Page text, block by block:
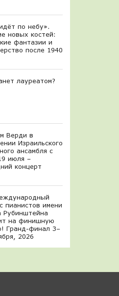
по небу».
новых костей:
фантазии и
после 1940
лауреатом?
Верди в
Израильского
ансамбля с
июля –
концерт
пианистов имени
Рубинштейна
на финишную
Гранд-финал 3–
2026